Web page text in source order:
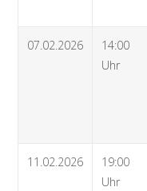
07.02.2026
14:00
Uhr
11.02.2026
19:00
Uhr